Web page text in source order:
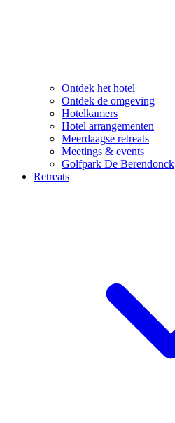
Ontdek het hotel
Ontdek de omgeving
Hotelkamers
Hotel arrangementen
Meerdaagse retreats
Meetings & events
Golfpark De Berendonck
Retreats